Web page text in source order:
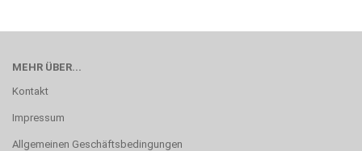
MEHR ÜBER...
Kontakt
Impressum
Allgemeinen Geschäftsbedingungen